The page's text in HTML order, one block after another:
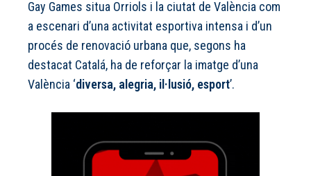
Gay Games situa Orriols i la ciutat de València com
a escenari d’una activitat esportiva intensa i d’un
procés de renovació urbana que, segons ha
destacat Catalá, ha de reforçar la imatge d’una
València ‘diversa, alegria, il·lusió, esport’.